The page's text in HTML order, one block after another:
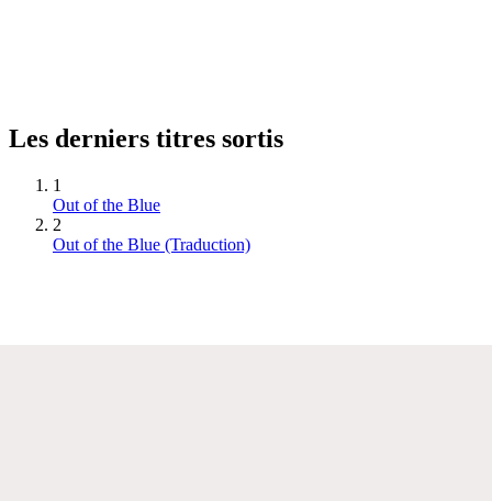
Les derniers titres sortis
1
Out of the Blue
2
Out of the Blue (Traduction)